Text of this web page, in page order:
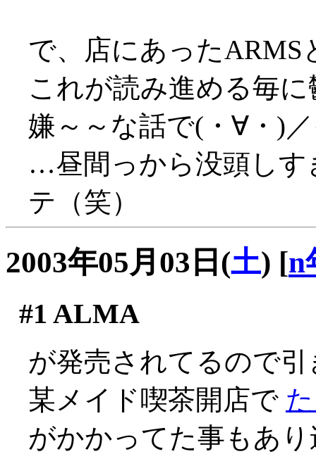
で、店にあった
これが読み進める毎
嫌～～な話で(・∀・)
…昼間っから没頭し
テ（笑）
2003年05月03日(土) [n
#1 ALMA
が発売されてるので
某メイド喫茶開店で
がかかってた事もあ